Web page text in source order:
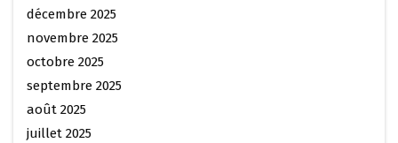
décembre 2025
novembre 2025
octobre 2025
septembre 2025
août 2025
juillet 2025